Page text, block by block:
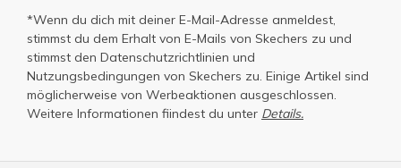
*Wenn du dich mit deiner E-Mail-Adresse anmeldest,
stimmst du dem Erhalt von E-Mails von Skechers zu und
stimmst den Datenschutzrichtlinien und
Nutzungsbedingungen von Skechers zu. Einige Artikel sind
möglicherweise von Werbeaktionen ausgeschlossen.
Weitere Informationen fiindest du unter Details.